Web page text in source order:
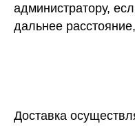
администратору,
дальнее
Доставка